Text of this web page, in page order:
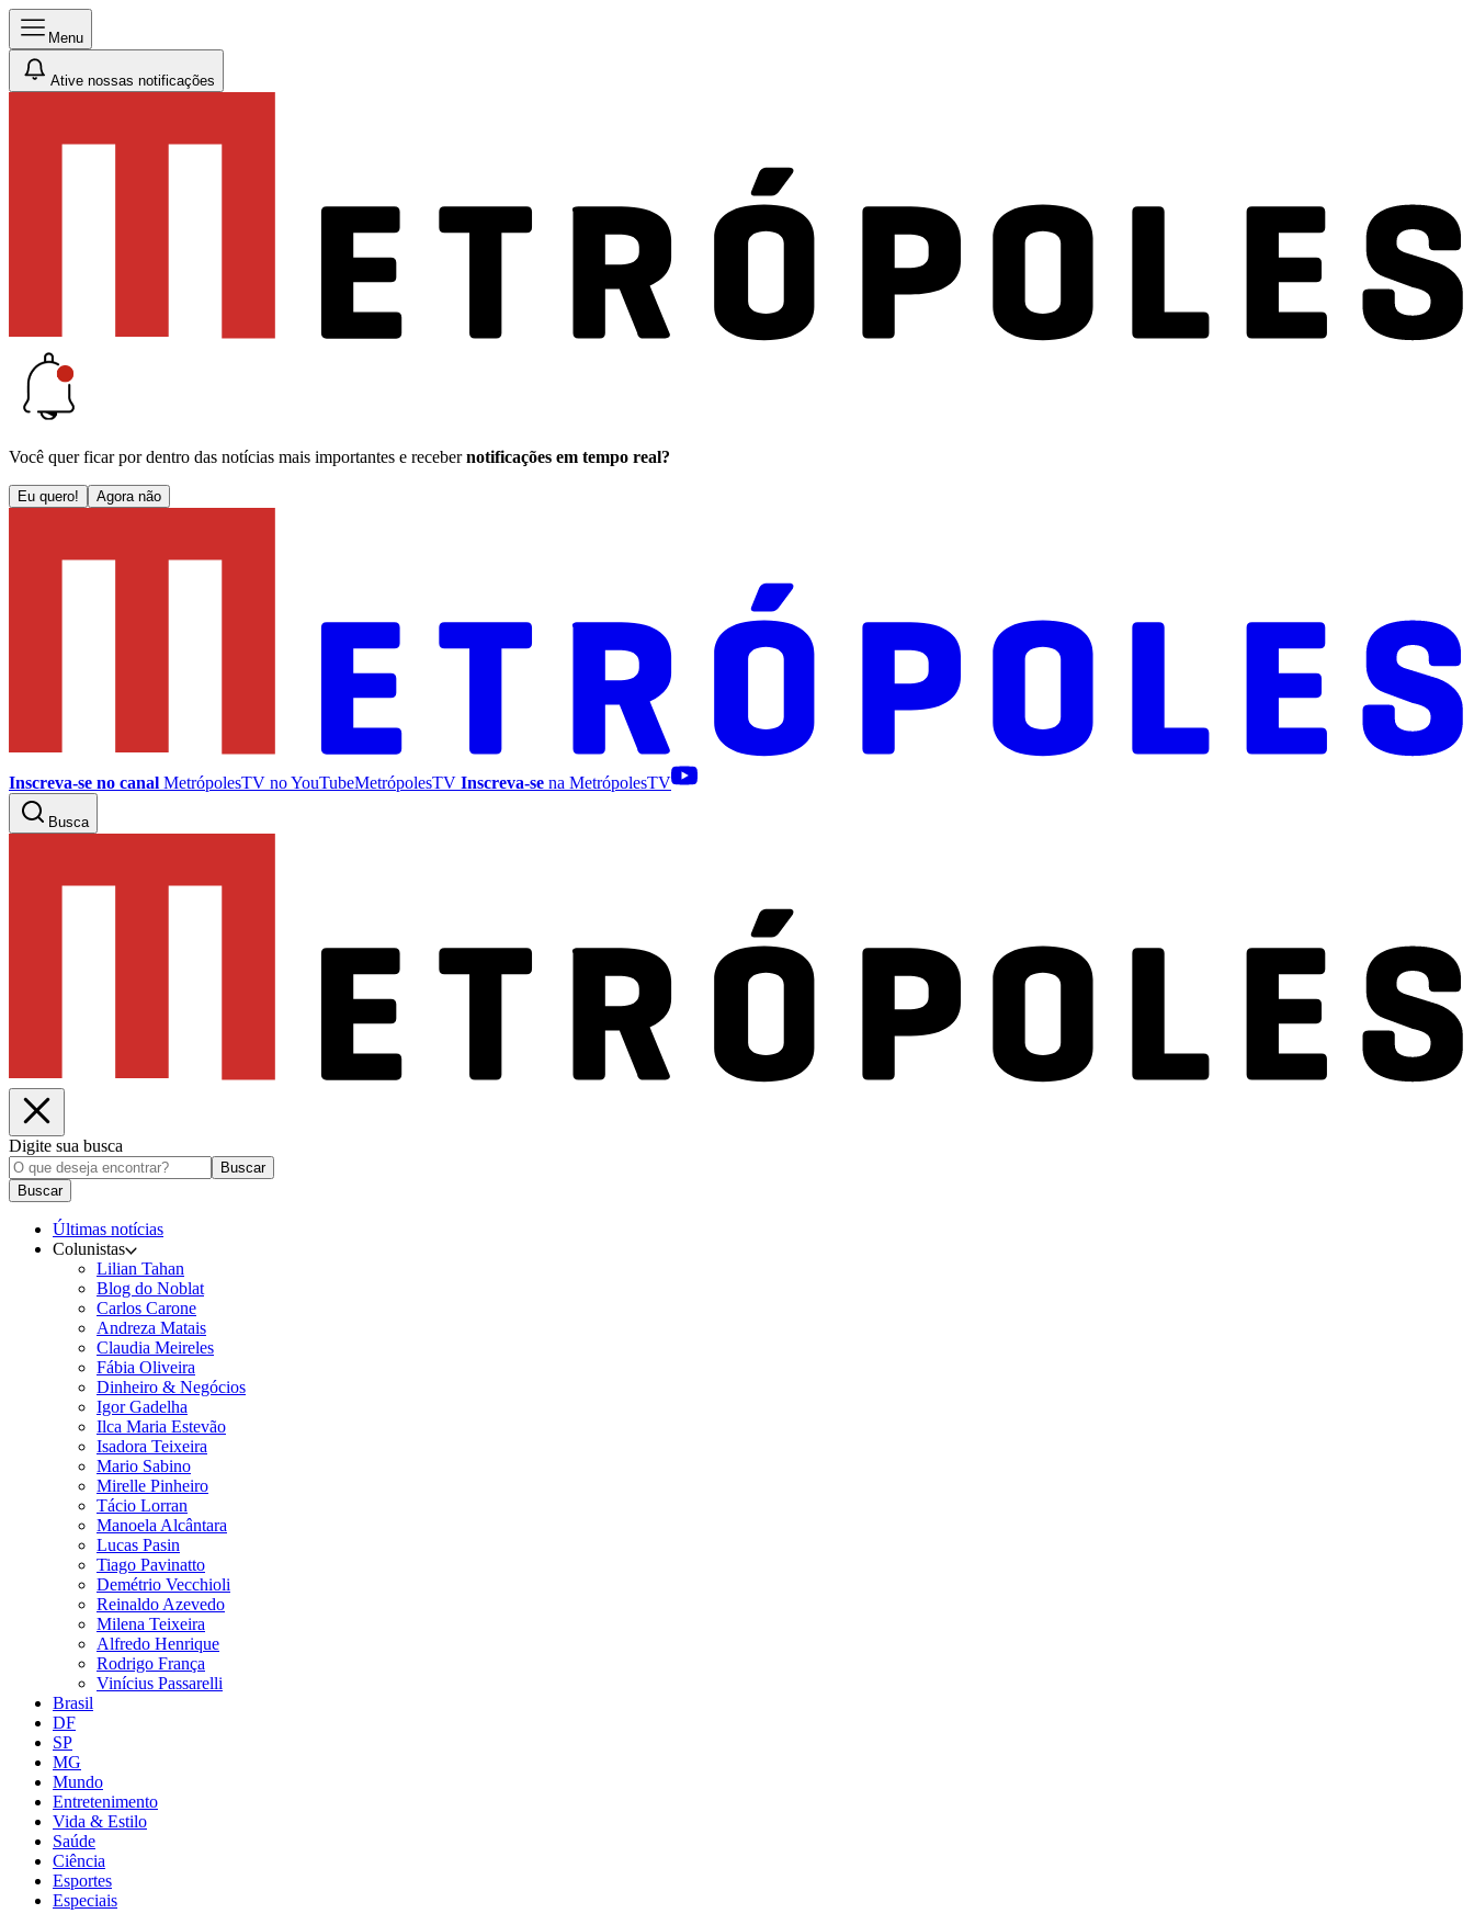
Menu
Ative nossas notificações
Você quer ficar por dentro das notícias mais importantes e receber notificações em tempo real?
Eu quero! Agora não
Inscreva-se no canal MetrópolesTV noYouTubeMetrópolesTV Inscreva-se na MetrópolesTV
Busca
Digite sua busca
Buscar
Buscar
Últimas notícias
Colunistas
Lilian Tahan
Blog do Noblat
Carlos Carone
Andreza Matais
Claudia Meireles
Fábia Oliveira
Dinheiro & Negócios
Igor Gadelha
Ilca Maria Estevão
Isadora Teixeira
Mario Sabino
Mirelle Pinheiro
Tácio Lorran
Manoela Alcântara
Lucas Pasin
Tiago Pavinatto
Demétrio Vecchioli
Reinaldo Azevedo
Milena Teixeira
Alfredo Henrique
Rodrigo França
Vinícius Passarelli
Brasil
DF
SP
MG
Mundo
Entretenimento
Vida & Estilo
Saúde
Ciência
Esportes
Especiais